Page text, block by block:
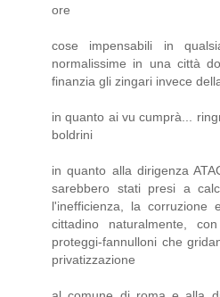
ore
cose impensabili in
normalissime in una città
finanzia gli zingari invece
in quanto ai vu cumprà...
boldrini
in quanto alla dirigenza
sarebbero stati presi a
l'inefficienza, la
cittadino naturalmente,
proteggi-fannulloni che
privatizzazione